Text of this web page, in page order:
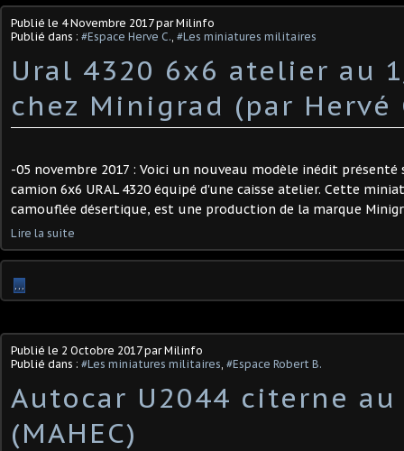
Publié le 4 Novembre 2017par Milinfo
Publié dans : #Espace Herve C., #Les miniatures militaires
Ural 4320 6x6 atelier au
chez Minigrad (par Hervé
-05 novembre 2017 : Voici un nouveau modèle inédit
camion 6x6 URAL 4320 équipé d'une caisse atelier. Cette
camouflée désertique, est une production de la marque
Lire la suite
…
Publié le 2 Octobre 2017par Milinfo
Publié dans : #Les miniatures militaires, #Espace Robert B.
Autocar U2044 citerne
(MAHEC)